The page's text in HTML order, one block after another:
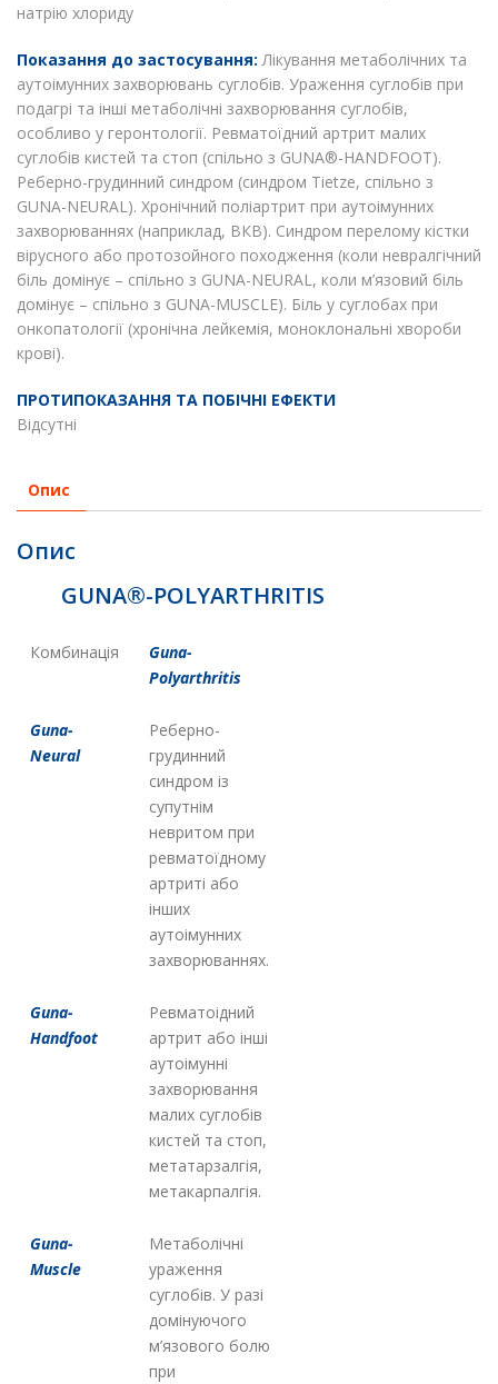
натрію хлориду
Показання до застосування: Лікування метаболічних та
аутоімунних захворювань суглобів. Ураження суглобів при
подагрі та інші метаболічні захворювання суглобів,
особливо у геронтології. Ревматоїдний артрит малих
суглобів кистей та стоп (спільно з GUNA®-HANDFOOT).
Реберно-грудинний синдром (синдром Tietze, спільно з
GUNA-NEURAL). Хронічний поліартрит при аутоімунних
захворюваннях (наприклад, ВКВ). Синдром перелому кістки
вірусного або протозойного походження (коли невралгічний
біль домінує – спільно з GUNA-NEURAL, коли м’язовий біль
домінує – спільно з GUNA-MUSCLE). Біль у суглобах при
онкопатології (хронічна лейкемія, моноклональні хвороби
крові).
ПРОТИПОКАЗАННЯ ТА ПОБІЧНІ ЕФЕКТИ
Відсутні
Опис
Опис
GUNA®-POLYARTHRITIS
Комбинація
Guna-
Polyarthritis
Guna-
Neural
Реберно-
грудинний
синдром із
супутнім
невритом при
ревматоїдному
артриті або
інших
аутоімунних
захворюваннях.
Guna-
Handfoot
Ревматоідний
артрит або інші
аутоімунні
захворювання
малих суглобів
кистей та стоп,
метатарзалгія,
метакарпалгія.
Guna-
Muscle
Метаболічні
ураження
суглобів. У разі
домінуючого
м’язового болю
при